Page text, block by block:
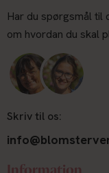
Har du spørgsmål til
om hvordan du skal
Skriv til os: